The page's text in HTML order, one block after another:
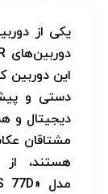
یکی از
دوربین‌های
این دوربین
دستی و
دیجیتال و
مشتاقان
هستند، از
مدل
77D»